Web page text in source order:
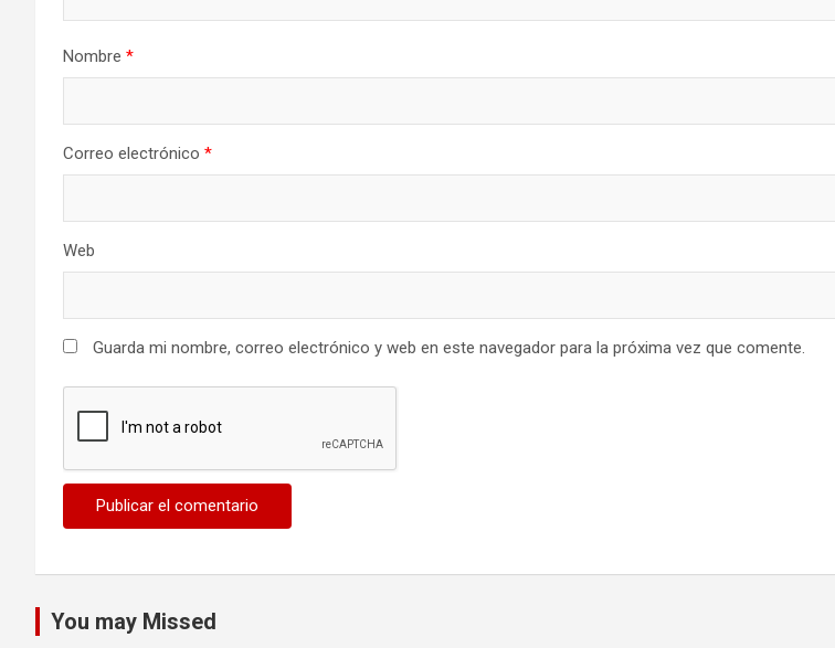
Nombre *
Correo electrónico *
Web
Guarda mi nombre, correo electrónico y web en este navegador para la próxima vez que comente.
You may Missed